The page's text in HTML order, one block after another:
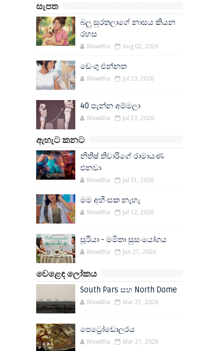
සැපත
බලු සුරතලාගේ නාසය කියන
රහස
Mawitha Aug 02, 2026
ඩෙංගු එන්නත
Mawitha Jul 23, 2026
40 පැන්න අම්මලා
Mawitha Jul 23, 2026
ඇහැට කනට
නිතිෂ් තිවාරිගේ රාමායණ
එනවා
Mawitha Jul 31, 2026
මම අහිංසක නැහැ
Mawitha Jul 12, 2026
සූරියා - මමිතා සුසංයෝගය
Mawitha Jun 27, 2026
වෙළෙඳ ලෝකය
South Pars සහ North Dome
Mawitha Mar 21, 2026
පෙට්‍රෝඩොලරය
Mawitha Mar 21, 2026